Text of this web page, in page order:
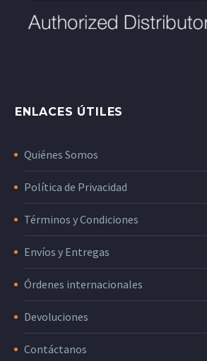
ENLACES ÚTILES
Quiénes Somos
Política de Privacidad
Términos y Condiciones
Envíos y Entregas
Órdenes internacionales
Devoluciones
Contáctanos